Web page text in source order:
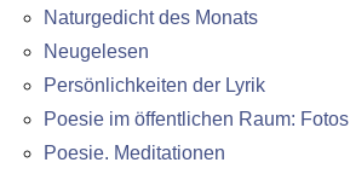
Naturgedicht des Monats
Neugelesen
Persönlichkeiten der Lyrik
Poesie im öffentlichen Raum: Fotos
Poesie. Meditationen